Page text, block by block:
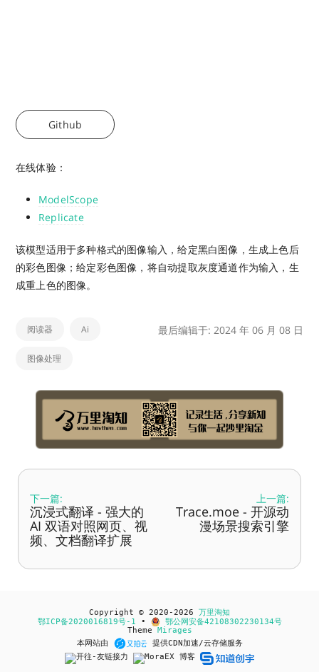
Github
在线体验：
ModelScope
Replicate
该模型适用于多种格式的图像输入，给定黑白图像，生成上色后
的彩色图像；给定彩色图像，将自动提取灰度通道作为输入，生
成重上色的图像。
阅读器 Ai
图像处理
最后编辑于: 2024 年 06 月 08 日
下一篇:
沉浸式翻译 - 强大的
AI 双语对照网页、视
频、文档翻译扩展
上一篇:
Trace.moe - 开源动
漫场景搜索引擎
Copyright © 2020-2026 万里淘知
鄂ICP备2020016819号-1 •
鄂公网安备42108302230134号
Theme Mirages
本网站由
提供CDN加速/云存储服务